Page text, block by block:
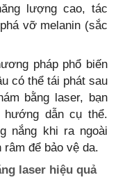
lượng cao, tác
vỡ melanin (sắc
pháp phổ biến
có thể tái phát sau
bằng laser, bạn
dẫn cụ thể.
nắng khi ra ngoài
để bảo vệ da.
laser hiệu quả